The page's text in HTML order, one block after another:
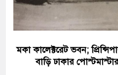
মকা কালেক্টরেট ভবন;
বাড়ি ঢাকার